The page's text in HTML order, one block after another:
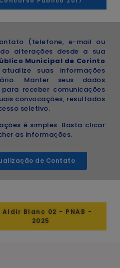
(telefone, e-mail ou
alterações desde a sua
Municipal de Corinto
suas informações
Manter seus dados
receber comunicações
convocações, resultados
seletivo.
é simples. Basta clicar
as informações.
de Contato
Aldir Blanc 02 - PNAB -
2025